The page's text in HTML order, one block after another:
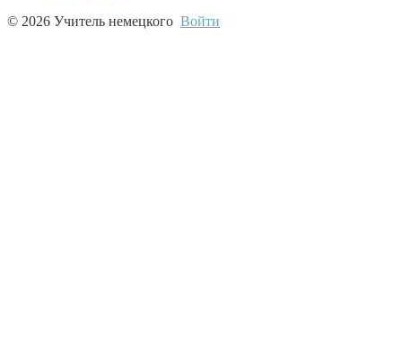
© 2026 Учитель немецкого Войти